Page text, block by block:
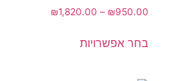
₪950.00
–
₪1,820.00
בחר אפשרויות